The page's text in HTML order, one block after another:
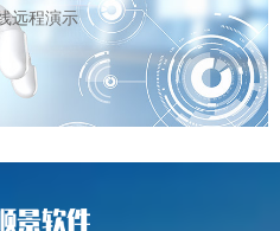
远程演示